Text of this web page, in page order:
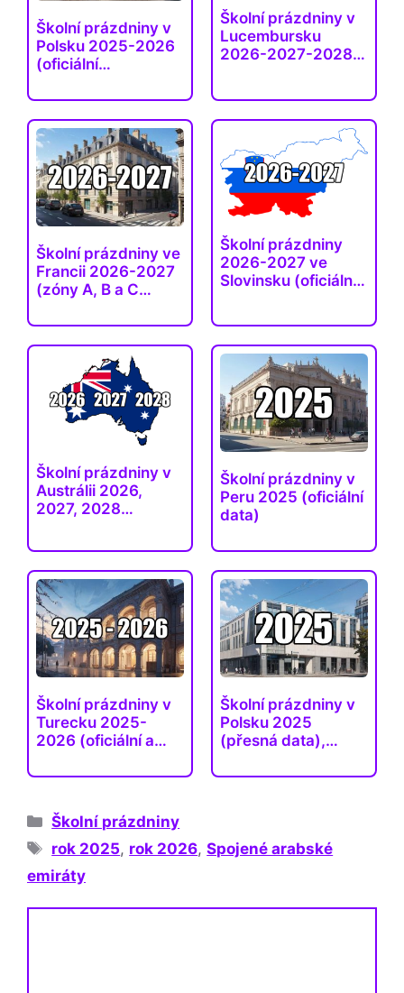
Školní prázdniny v
Polsku 2025-2026
(oficiální…
Školní prázdniny v
Lucembursku
2026-2027-2028…
Školní prázdniny ve
Francii 2026-2027
(zóny A, B a C…
Školní prázdniny
2026-2027 ve
Slovinsku (oficiální
Školní prázdniny v
Austrálii 2026,
2027, 2028…
Školní prázdniny v
Peru 2025 (oficiální
data)
Školní prázdniny v
Turecku 2025-
2026 (oficiální a…
Školní prázdniny v
Polsku 2025
(přesná data),
Rubriky
Školní prázdniny
Štítky
rok 2025, rok 2026,Spojené arabské
emiráty